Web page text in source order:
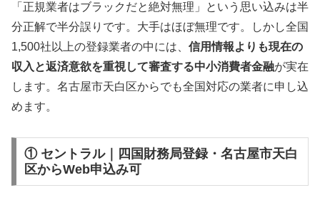
「正規業者はブラックだと絶対無理」という思い込みは半
分正解で半分誤りです。大手はほぼ無理です。しかし全国
1,500社以上の登録業者の中には、 信用情報よりも現在の
収入と返済意欲を重視して審査する中小消費者金融が実在
します。名古屋市天白区からでも全国対応の業者に申し込
めます。
① セントラル｜四国財務局登録・名古屋市天白
区からWeb申込み可